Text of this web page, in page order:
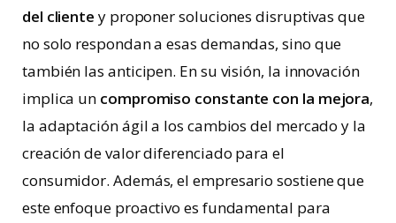
del cliente y proponer soluciones disruptivas que
no solo respondan a esas demandas, sino que
también las anticipen. En su visión, la innovación
implica un compromiso constante con la mejora,
la adaptación ágil a los cambios del mercado y la
creación de valor diferenciado para el
consumidor. Además, el empresario sostiene que
este enfoque proactivo es fundamental para